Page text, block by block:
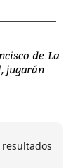
de La
jugarán